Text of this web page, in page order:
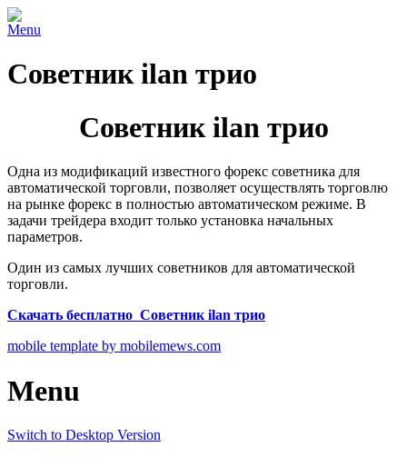
Menu
Советник ilan трио
Советник ilan трио
Одна из модификаций известного форекс советника для
автоматической торговли, позволяет осуществлять торговлю
на рынке форекс в полностью автоматическом режиме. В
задачи трейдера входит только установка начальных
параметров.
Один из самых лучших советников для автоматической
торговли.
Скачать бесплатно Советник ilan трио
mobile template by mobilemews.com
Menu
Switch to Desktop Version